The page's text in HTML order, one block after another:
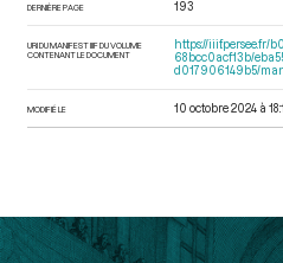
DERNIÈRE PAGE 193
URI DU MANIFEST IIIF DU VOLUME
CONTENANT LE DOCUMENT
https://iiif.persee.fr/
68bcc0acf13b/
d017906149b5/
MODIFIÉ LE 10 octobre 2024 à